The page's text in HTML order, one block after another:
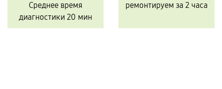
Среднее время
диагностики 20 мин
ремонтируем за 2 часа